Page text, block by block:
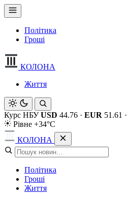
Політика
Гроші
КОЛОНА
Життя
Курс НБУ USD 44.76 · EUR 51.61 ·
Рівне +34°C
КОЛОНА
Політика
Гроші
Життя